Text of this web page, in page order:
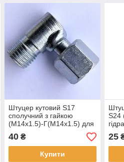
Штуцер кутовий S17
сполучний з гайкою
(М14х1.5)-Г(М14х1.5) для
40₴
Купити
S24
25